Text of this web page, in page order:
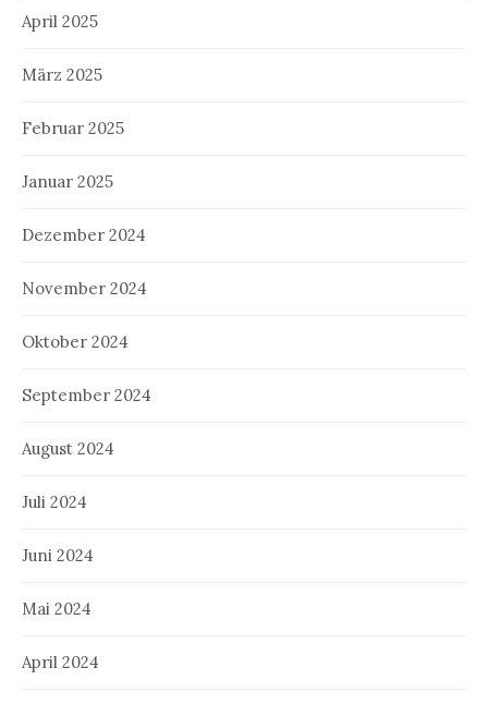
April 2025
März 2025
Februar 2025
Januar 2025
Dezember 2024
November 2024
Oktober 2024
September 2024
August 2024
Juli 2024
Juni 2024
Mai 2024
April 2024